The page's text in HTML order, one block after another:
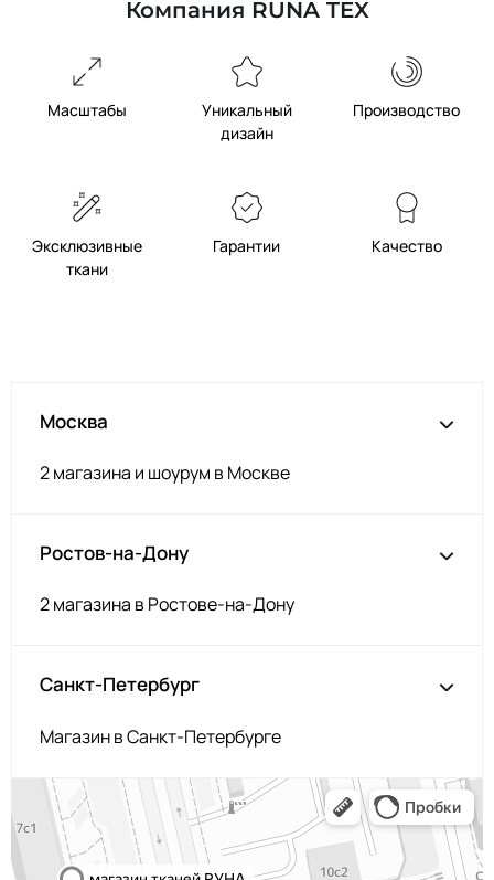
Компания RUNA TEX
Масштабы
Уникальный
дизайн
Производство
Эксклюзивные
ткани
Гарантии Качество
Москва
2 магазина и шоурум в Москве
Ростов-на-Дону
2 магазина в Ростове-на-Дону
Санкт-Петербург
Магазин в Санкт-Петербурге